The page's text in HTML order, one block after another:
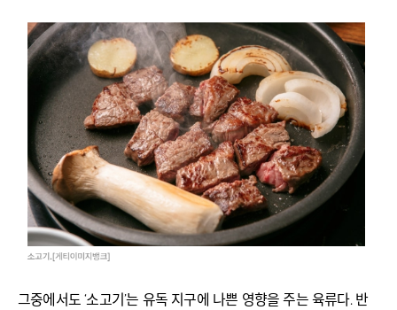
그중에서도 ‘소고기’는 유독 지구에 나쁜 영향을 주는 육류다. 반